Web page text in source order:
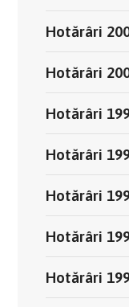
Hotărâri
Hotărâri
Hotărâri
Hotărâri
Hotărâri
Hotărâri
Hotărâri